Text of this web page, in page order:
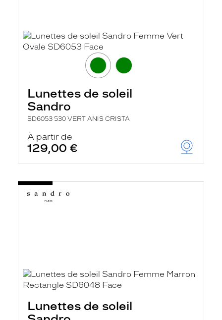
Lunettes de soleil
Sandro
SD6053 530 VERT ANIS CRISTA
À partir de
129,00 €
Lunettes de soleil